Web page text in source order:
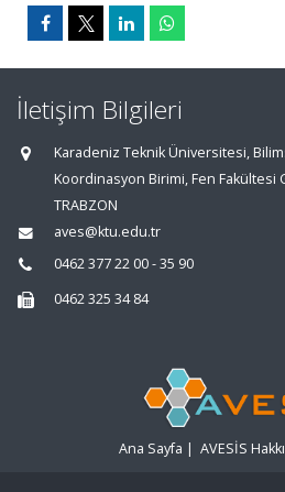
İletişim Bilgileri
Karadeniz Teknik Üniversitesi,
Koordinasyon Birimi, Fen Fakültesi
TRABZON
aves@ktu.edu.tr
0462 377 22 00 - 35 90
0462 325 34 84
Ana Sayfa | AVESİS